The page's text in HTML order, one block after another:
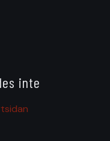
inte